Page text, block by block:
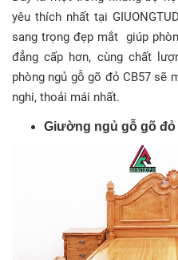
yêu thích nhất tại
sang trọng đẹp mắt giúp
đẳng cấp hơn, cùng chất
phòng ngủ gỗ gõ đỏ CB57 sẽ
nghi, thoải mái nhất.
Giường ngủ gỗ gõ đỏ